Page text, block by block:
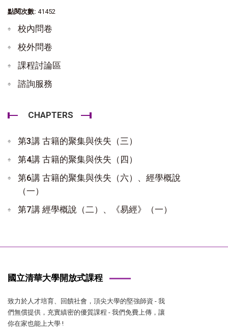
點閱次數: 41452
校內問卷
校外問卷
課程討論區
諮詢服務
CHAPTERS
第3講 古籍的聚集與佚失（三）
第4講 古籍的聚集與佚失（四）
第6講 古籍的聚集與佚失（六）、經學概說
（一）
第7講 經學概說（二）、《易經》（一）
國立清華大學開放式課程
致力於人才培育、回饋社會，頂尖大學的堅強師資 - 我
們無償提供，充實縝密的優質課程 - 我們免費上傳，讓
你在家也能上大學 !